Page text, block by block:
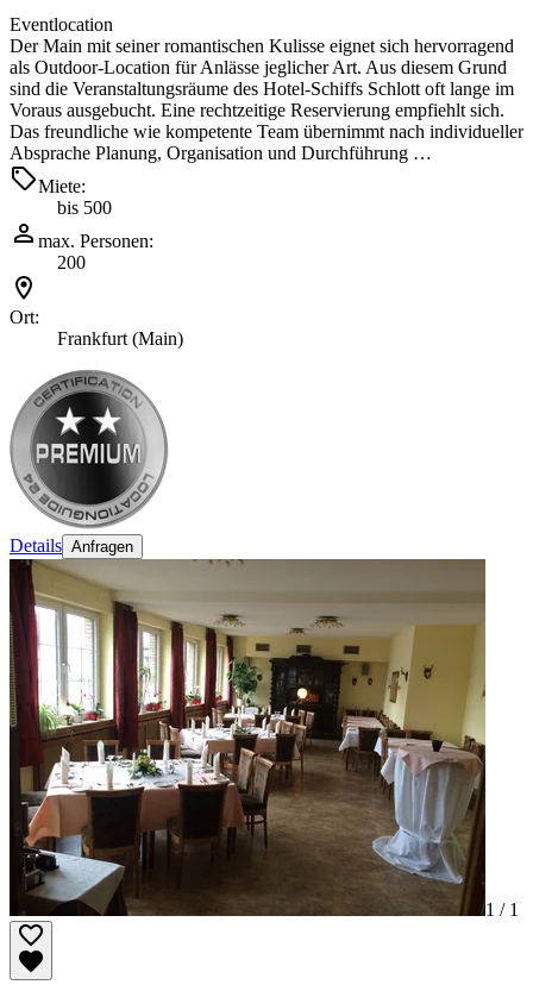
Eventlocation
Der Main mit seiner romantischen Kulisse eignet sich hervorragend
als Outdoor-Location für Anlässe jeglicher Art. Aus diesem Grund
sind die Veranstaltungsräume des Hotel-Schiffs Schlott oft lange im
Voraus ausgebucht. Eine rechtzeitige Reservierung empfiehlt sich.
Das freundliche wie kompetente Team übernimmt nach individueller
Absprache Planung, Organisation und Durchführung …
Miete:
bis 500
max. Personen:
200
Ort:
Frankfurt (Main)
Details Anfragen
1 / 1